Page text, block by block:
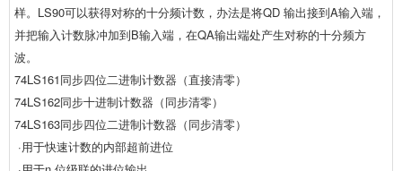
样。LS90可以获得对称的十分频计数，办法是将QD 输出接到A输入端，
并把输入计数脉冲加到B输入端，在QA输出端处产生对称的十分频方
波。
74LS161同步四位二进制计数器（直接清零）
74LS162同步十进制计数器（同步清零）
74LS163同步四位二进制计数器（同步清零）
·用于快速计数的内部超前进位